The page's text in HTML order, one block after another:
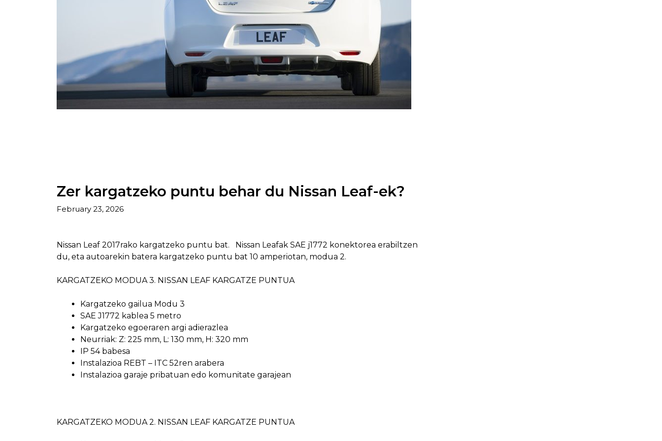
Zer kargatzeko puntu behar du Nissan Leaf-ek?
February 23, 2026
Nissan Leaf 2017rako kargatzeko puntu bat. Nissan Leafak SAE j1772 konektorea erabiltzen
du, eta autoarekin batera kargatzeko puntu bat 10 amperiotan, modua 2.
KARGATZEKO MODUA 3. NISSAN LEAF KARGATZE PUNTUA
Kargatzeko gailua Modu 3
SAE J1772 kablea 5 metro
Kargatzeko egoeraren argi adierazlea
Neurriak: Z: 225 mm, L: 130 mm, H: 320 mm
IP 54 babesa
Instalazioa REBT – ITC 52ren arabera
Instalazioa garaje pribatuan edo komunitate garajean
KARGATZEKO MODUA 2. NISSAN LEAF KARGATZE PUNTUA